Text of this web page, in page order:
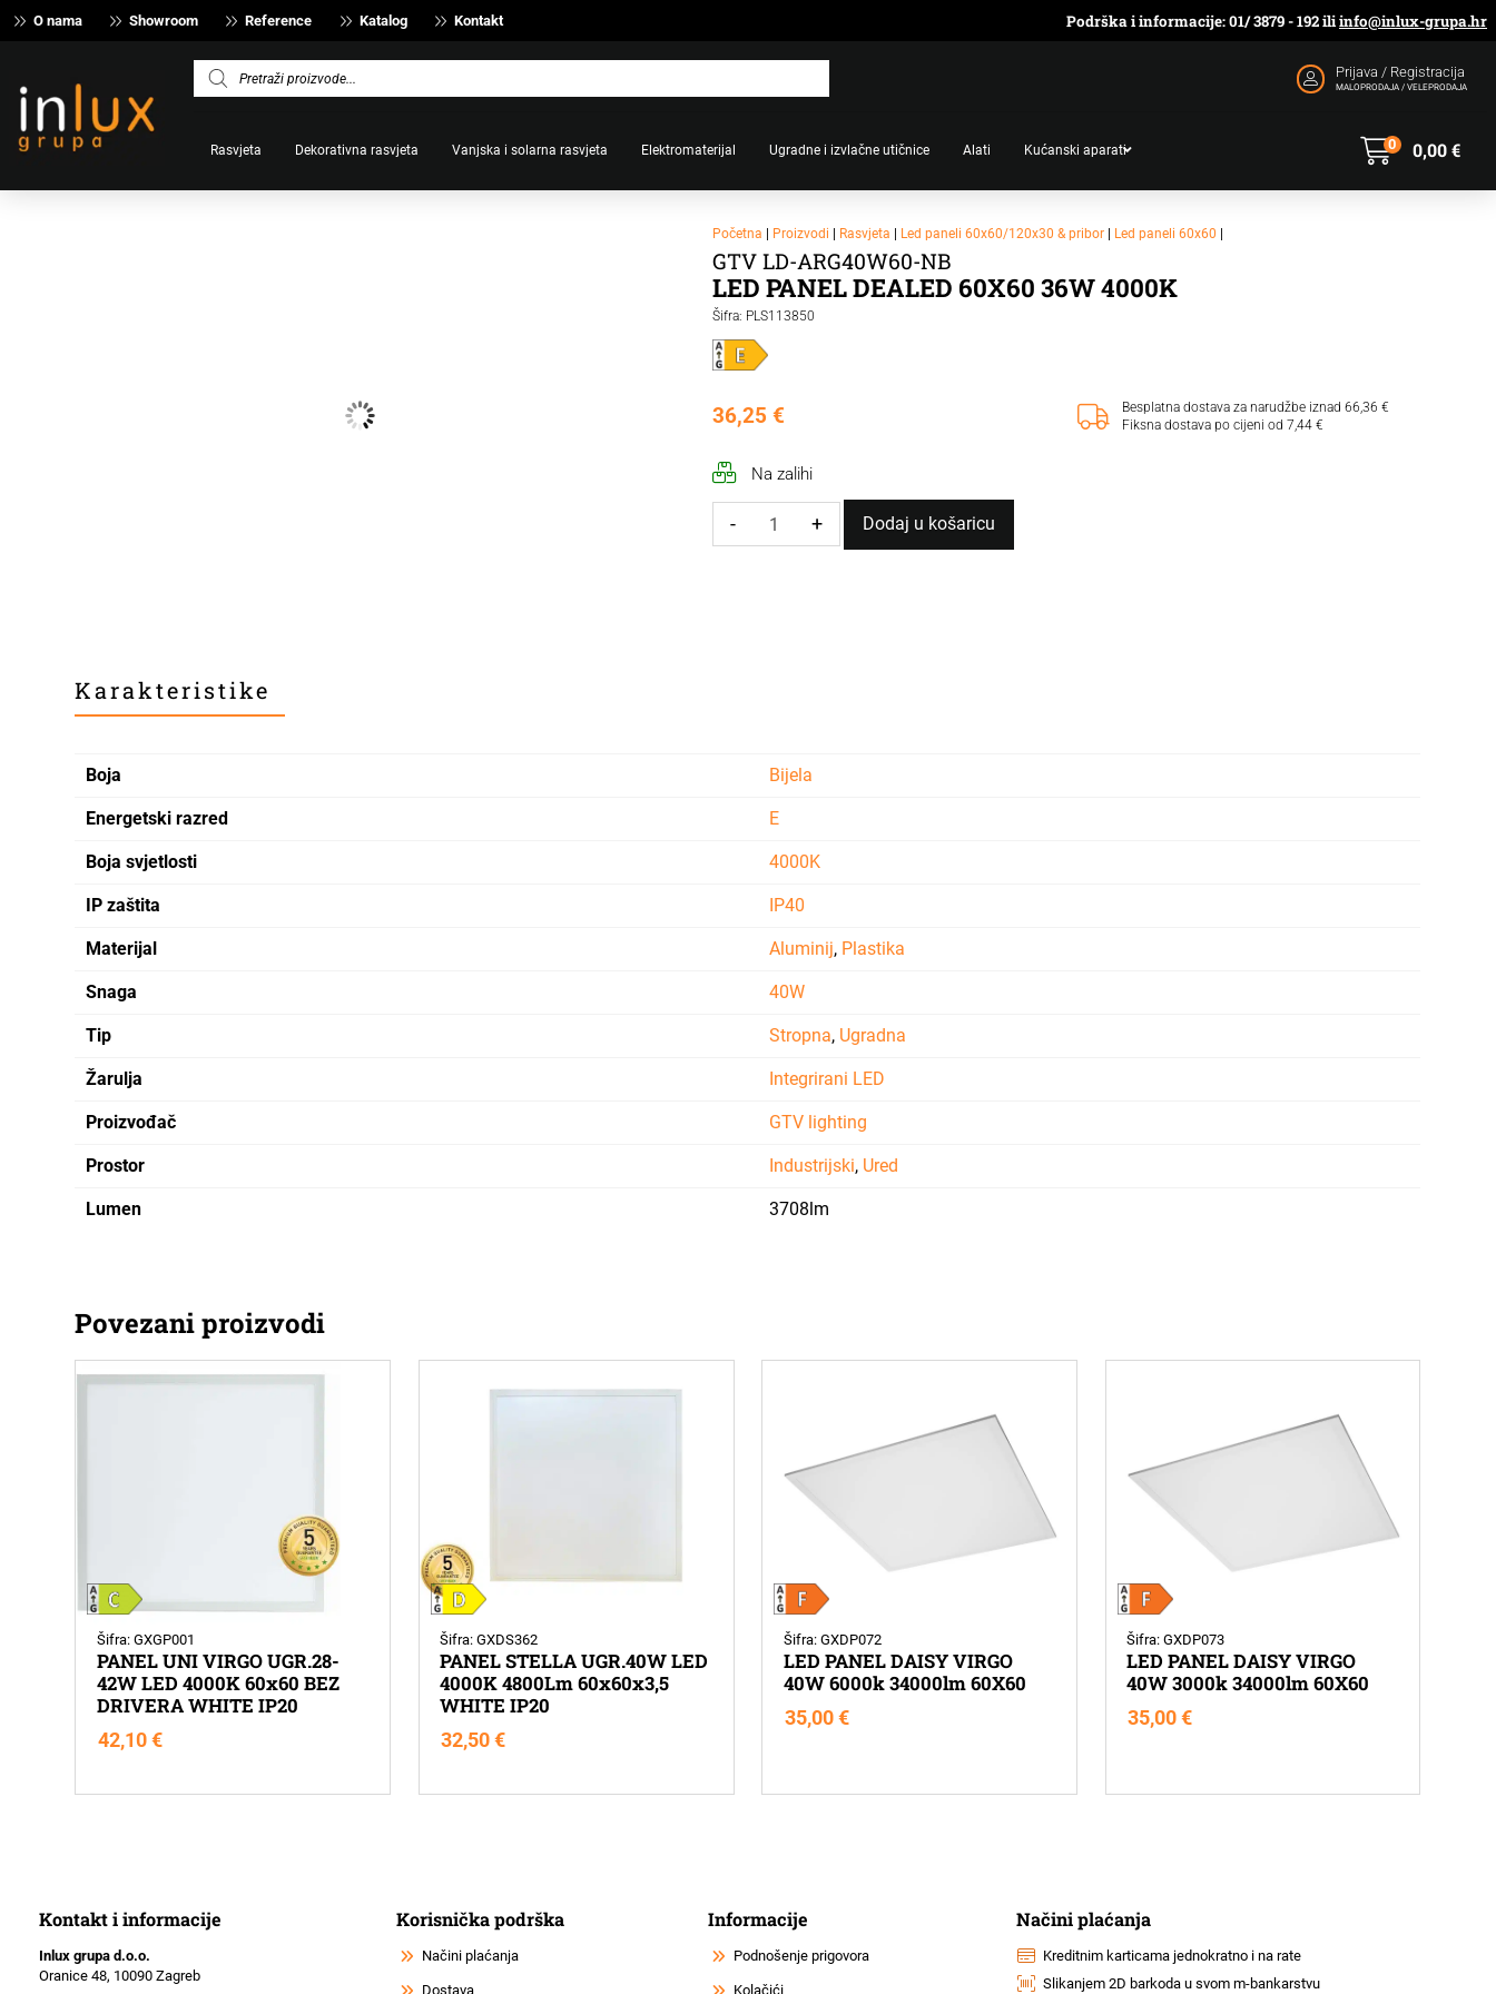
O nama Showroom Reference Katalog Kontakt Podrška i informacije: 01/ 3879 - 192 iliinfo@inlux-grupa.hr
Products
search
Prijava / Registracija
MALOPRODAJA / VELEPRODAJA
Rasvjeta Dekorativna rasvjeta Vanjska i solarna rasvjeta Elektromaterijal Ugradne i izvlačne utičnice Alati Kućanski aparati 0,00€
0
Početna | Proizvodi | Rasvjeta | Led paneli 60x60/120x30 & pribor | Led paneli 60x60 |
GTV LD-ARG40W60-NB
LED PANEL DEALED 60X60 36W 4000K
Šifra: PLS113850
36,25€
Besplatna dostava za narudžbe iznad 66,36 €
Fiksna dostava po cijeni od 7,44 €
Na zalihi
- + Dodaj u košaricu
Karakteristike
Boja Bijela
Energetski razred E
Boja svjetlosti 4000K
IP zaštita IP40
Materijal Aluminij, Plastika
Snaga 40W
Tip Stropna, Ugradna
Žarulja Integrirani LED
Proizvođač GTV lighting
Prostor Industrijski, Ured
Lumen 3708lm
Povezani proizvodi
Šifra: GXGP001
PANEL UNI VIRGO UGR.28-
42W LED 4000K 60x60 BEZ
DRIVERA WHITE IP20
42,10 €
Šifra: GXDS362
PANEL STELLA UGR.40W LED
4000K 4800Lm 60x60x3,5
WHITE IP20
32,50€
Šifra: GXDP072
LED PANEL DAISY VIRGO
40W 6000k 34000lm 60X60
35,00 €
Šifra: GXDP073
LED PANEL DAISY VIRGO
40W 3000k 34000lm 60X60
35,00€
Kontakt i informacije
Inlux grupa d.o.o.
Oranice 48, 10090 Zagreb
Korisnička podrška
Načini plaćanja
Dostava
Informacije
Podnošenje prigovora
Kolačići
Načini plaćanja
Kreditnim karticama jednokratno i na rate
Slikanjem 2D barkoda u svom m-bankarstvu